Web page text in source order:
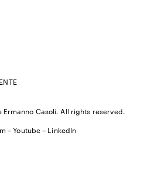
Casoli. All rights reserved.
–Youtube – LinkedIn